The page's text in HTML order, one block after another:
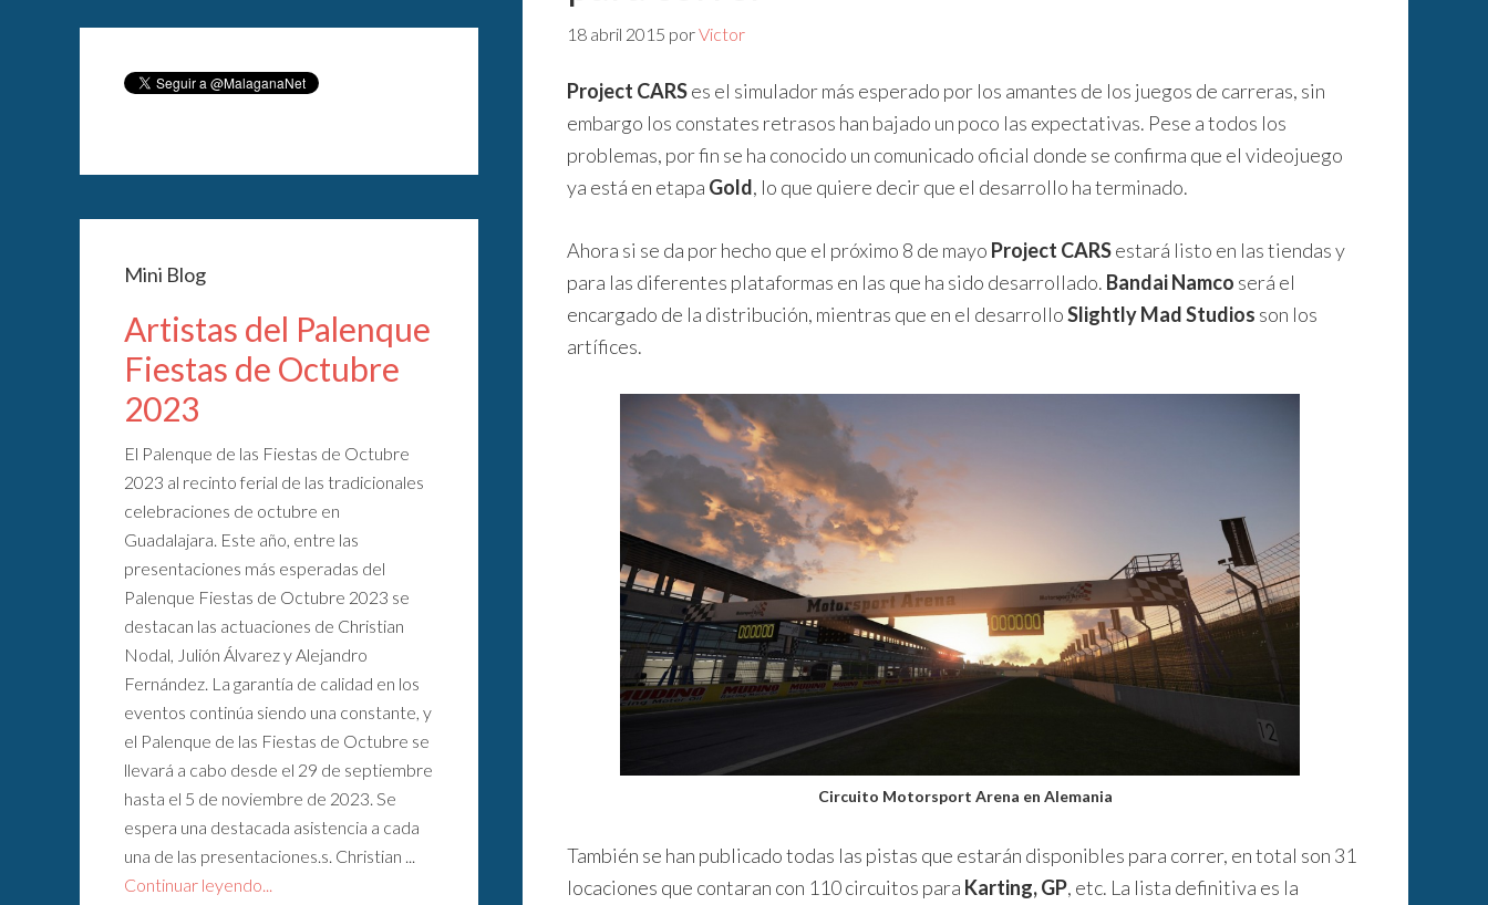
18 abril 2015 porVictor
Project CARSes el simulador más esperado por los amantes de los juegos de carreras, sin
embargo los constates retrasos han bajado un poco las expectativas. Pese a todos los
problemas, por fin se ha conocido un comunicado oficial donde se confirma que el videojuego
ya está en etapa Gold, lo que quiere decir que el desarrollo ha terminado.
Ahora si se da por hecho que el próximo 8 de mayo Project CARSestará listo en las tiendas y
para las diferentes plataformas en las que ha sido desarrollado. Bandai Namco será el
encargado de la distribución, mientras que en el desarrolloSlightly Mad Studios son los
artífices.
Circuito Motorsport Arena en Alemania
También se han publicado todas las pistas que estarán disponibles para correr, en total son 31
locaciones que contaran con 110 circuitos para Karting, GP, etc. La lista definitiva es la
Mini Blog
Artistas del Palenque
Fiestas de Octubre
2023
El Palenque de las Fiestas de Octubre
2023 al recinto ferial de las tradicionales
celebraciones de octubre en
Guadalajara. Este año, entre las
presentaciones más esperadas del
Palenque Fiestas de Octubre 2023 se
destacan las actuaciones de Christian
Nodal, Julión Álvarez y Alejandro
Fernández. La garantía de calidad en los
eventos continúa siendo una constante, y
el Palenque de las Fiestas de Octubre se
llevará a cabo desde el 29 de septiembre
hasta el 5 de noviembre de 2023. Se
espera una destacada asistencia a cada
una de las presentaciones.s. Christian ...
Continuar leyendo...